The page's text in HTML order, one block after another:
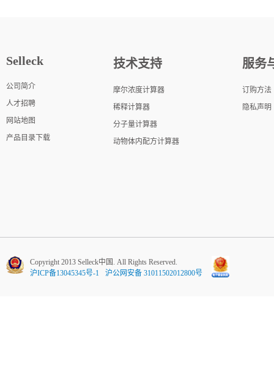
Selleck
公司简介
人才招聘
网站地图
产品目录下载
技术支持
摩尔浓度计算器
稀释计算器
分子量计算器
动物体内配方计算器
服务
订购方法
隐私声明
Copyright 2013 Selleck中国. All Rights Reserved.
沪ICP备13045345号-1
沪公网安备 31011502012800号